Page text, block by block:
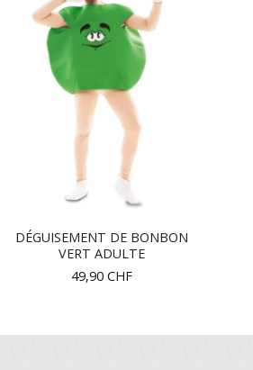
DÉGUISEMENT DE BONBON
VERT ADULTE
49,90 CHF